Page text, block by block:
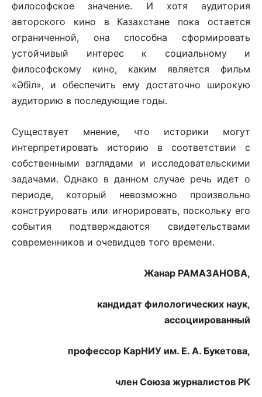
философское значение. И хотя аудитория
авторского кино в Казахстане пока остается
ограниченной, она способна сформировать
устойчивый интерес к социальному и
философскому кино, каким является фильм
«Әбіл», и обеспечить ему достаточно широкую
аудиторию в последующие годы.
Существует мнение, что историки могут
интерпретировать историю в соответствии с
собственными взглядами и исследовательскими
задачами. Однако в данном случае речь идет о
периоде, который невозможно произвольно
конструировать или игнорировать, поскольку его
события подтверждаются свидетельствами
современников и очевидцев того времени.
Жанар РАМАЗАНОВА,
кандидат филологических наук,
ассоциированный
профессор КарНИУ им. Е. А. Букетова,
член Союза журналистов РК